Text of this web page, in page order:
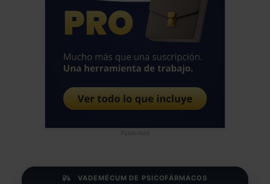
Publicidad
VADEMÉCUM DE PSICOFÁRMACOS